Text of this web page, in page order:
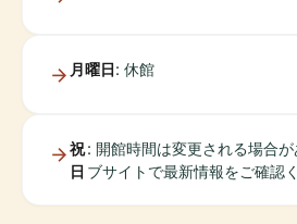
月曜日: 休館
祝
日
: 開館時間は変更される場合
ブサイトで最新情報をご確認